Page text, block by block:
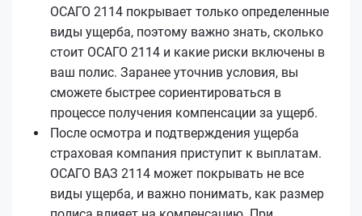
ОСАГО 2114 покрывает только определенные
виды ущерба, поэтому важно знать, сколько
стоит ОСАГО 2114 и какие риски включены в
ваш полис. Заранее уточнив условия, вы
сможете быстрее сориентироваться в
процессе получения компенсации за ущерб.
После осмотра и подтверждения ущерба
страховая компания приступит к выплатам.
ОСАГО ВАЗ 2114 может покрывать не все
виды ущерба, и важно понимать, как размер